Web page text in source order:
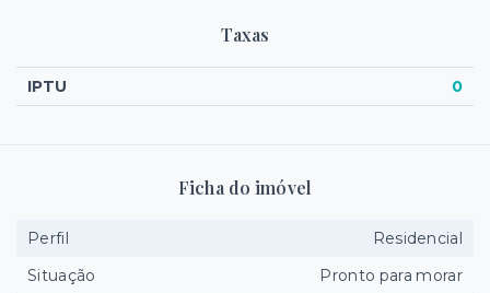
Taxas
IPTU 0
Ficha do imóvel
Perfil
Residencial
Situação
Pronto para morar